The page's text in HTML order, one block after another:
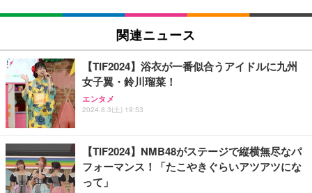
関連ニュース
【TIF2024】浴衣が一番似合うアイドルに九州
女子翼・鈴川瑠菜！
エンタメ
2024.8.3(土) 19:53
【TIF2024】NMB48がステージで縦横無尽なパ
フォーマンス！「たこやきぐらいアツアツにな
って」